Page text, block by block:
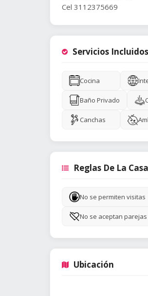
Cel 3112375669
Servicios Incluidos
Cocina
Baño Privado
Canchas
Reglas De La Casa
No se permiten visitas
No se aceptan parejas
Ubicación